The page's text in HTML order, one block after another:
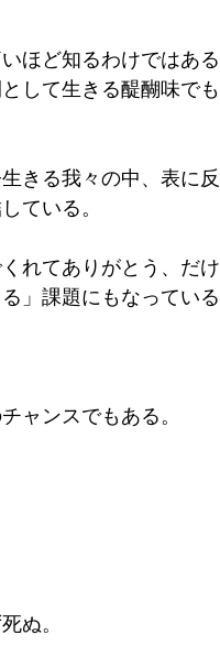
ほど知るわけではある
して生きる醍醐味でも
きる我々の中、表に反
ている。
れてありがとう、だけ
」課題にもなっている
ャンスでもある。
ぬ。